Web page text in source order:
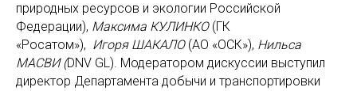
природных ресурсов и экологии Российской
Федерации), Максима КУЛИНКО(ГК
«Росатом»), Игоря ШАКАЛО(АО «ОСК»), Нильса
МАСВИ (DNV GL). Модератором дискуссии выступил
директор Департамента добычи и транспортировки